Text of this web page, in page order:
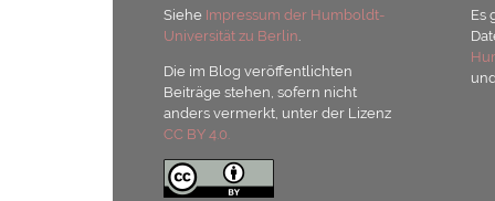
Siehe Impressum der Humboldt-
Universität zu Berlin
Die im Blog veröffentlichten
Beiträge stehen, sofern nicht
anders vermerkt, unter der Lizenz
CC BY 4.0.
Es